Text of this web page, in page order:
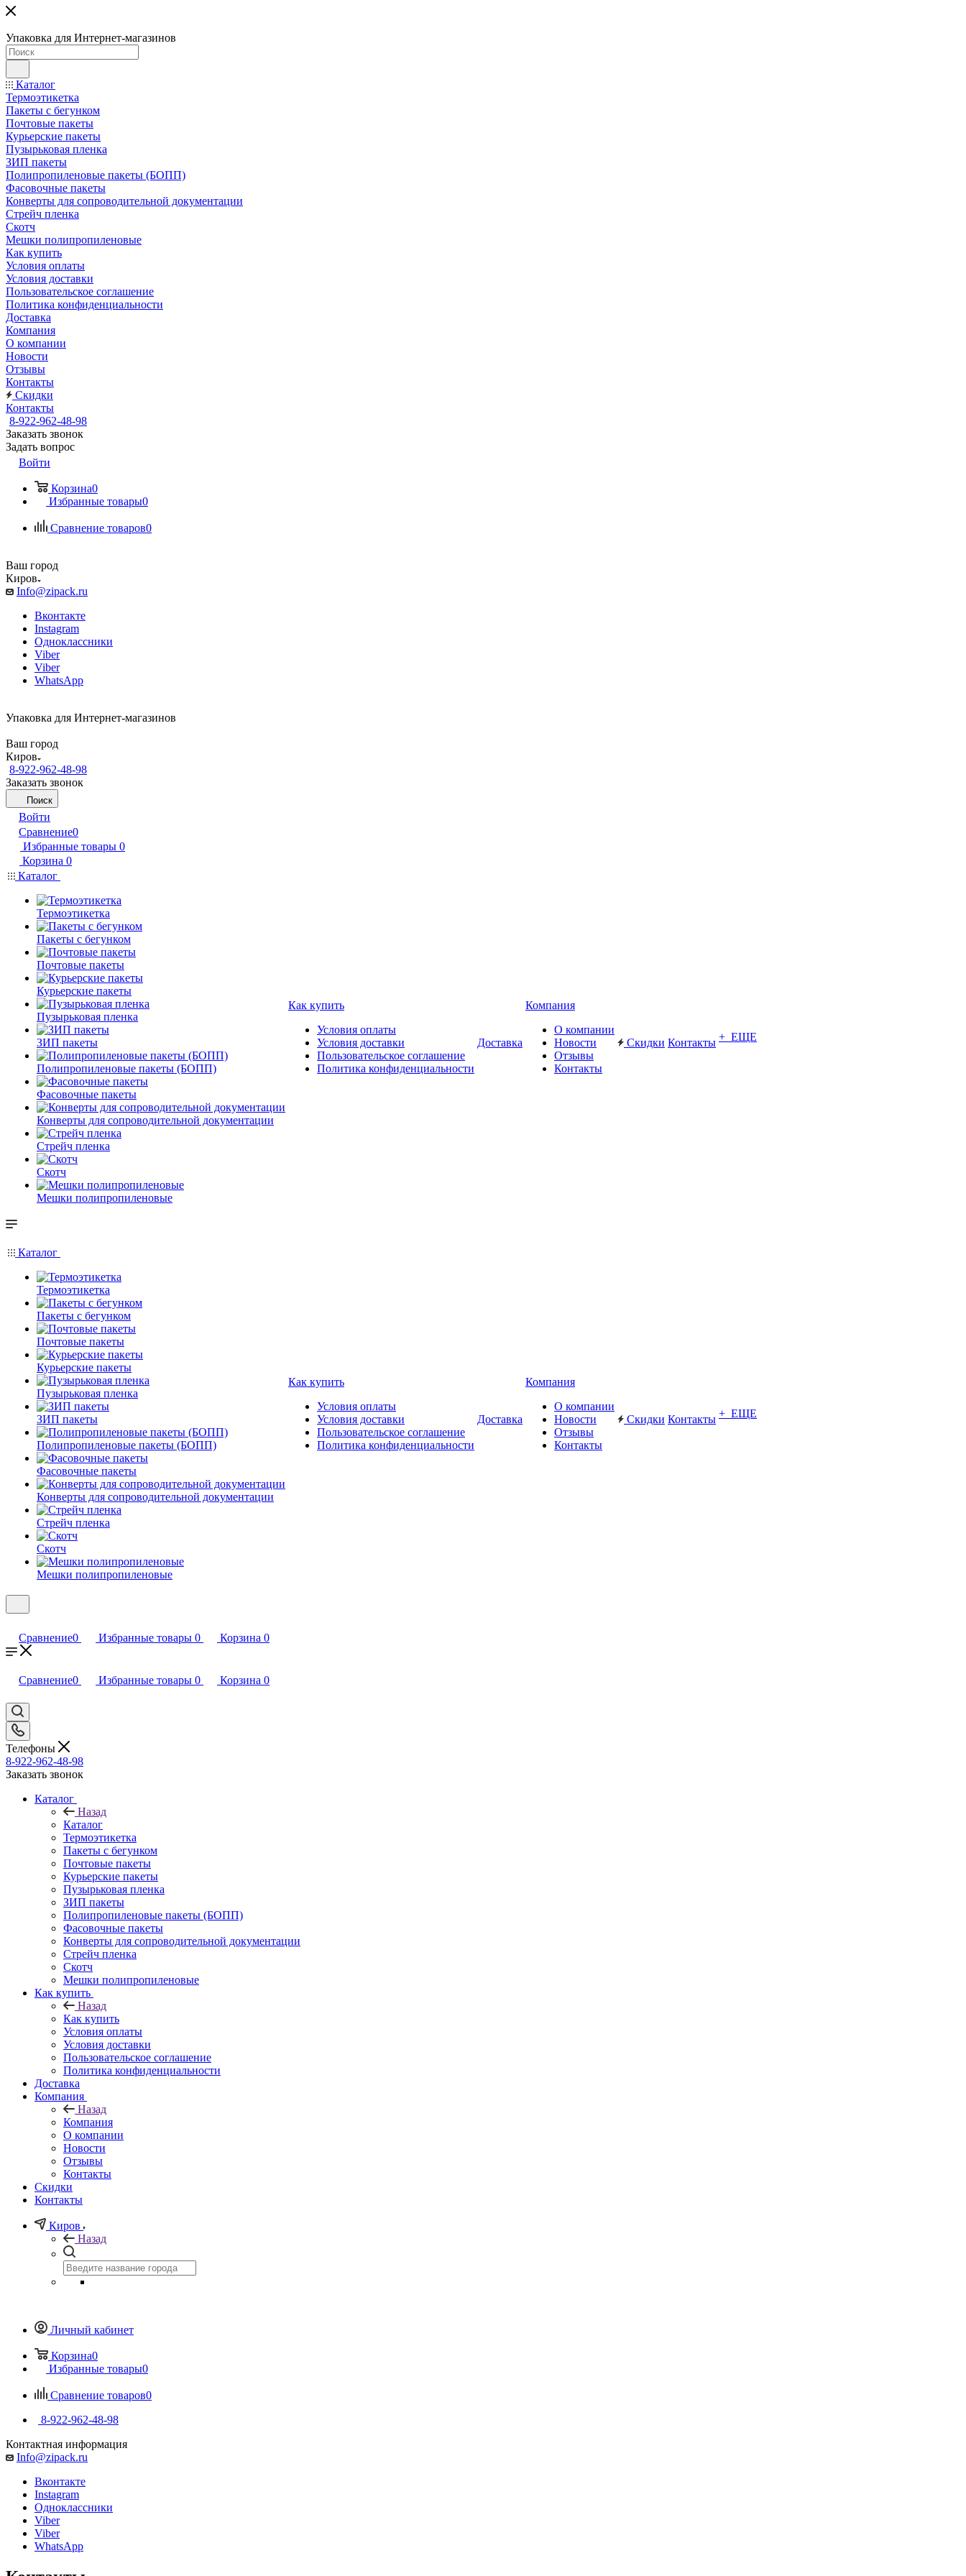
Упаковка для Интернет-магазинов
Каталог
Термоэтикетка
Пакеты с бегунком
Почтовые пакеты
Курьерские пакеты
Пузырьковая пленка
ЗИП пакеты
Полипропиленовые пакеты (БОПП)
Фасовочные пакеты
Конверты для сопроводительной документации
Стрейч пленка
Скотч
Мешки полипропиленовые
Как купить
Условия оплаты
Условия доставки
Пользовательское соглашение
Политика конфиденциальности
Доставка
Компания
О компании
Новости
Отзывы
Контакты
Скидки
Контакты
8-922-962-48-98
Заказать звонок
Задать вопрос
Войти
Корзина0
Избранные товары0
Сравнение товаров0
Ваш город
Киров
Info@zipack.ru
Вконтакте
Instagram
Одноклассники
Viber
Viber
WhatsApp
Упаковка для Интернет-магазинов
Ваш город
Киров
8-922-962-48-98
Заказать звонок
Поиск
Войти
Сравнение0
Избранные товары 0
Корзина 0
Каталог
Термоэтикетка
Пакеты с бегунком
Почтовые пакеты
Курьерские пакеты
Пузырьковая пленка
ЗИП пакеты
Полипропиленовые пакеты (БОПП)
Фасовочные пакеты
Конверты для сопроводительной документации
Стрейч пленка
Скотч
Мешки полипропиленовые
Как купить
Условия оплаты
Условия доставки
Пользовательское соглашение
Политика конфиденциальности
Доставка
Компания
О компании
Новости
Отзывы
Контакты
Скидки Контакты + ЕЩЕ
Каталог
Термоэтикетка
Пакеты с бегунком
Почтовые пакеты
Курьерские пакеты
Пузырьковая пленка
ЗИП пакеты
Полипропиленовые пакеты (БОПП)
Фасовочные пакеты
Конверты для сопроводительной документации
Стрейч пленка
Скотч
Мешки полипропиленовые
Как купить
Условия оплаты
Условия доставки
Пользовательское соглашение
Политика конфиденциальности
Доставка
Компания
О компании
Новости
Отзывы
Контакты
Скидки Контакты + ЕЩЕ
Сравнение0 Избранные товары 0 Корзина 0
Сравнение0 Избранные товары 0 Корзина 0
Телефоны
8-922-962-48-98
Заказать звонок
Каталог
Назад
Каталог
Термоэтикетка
Пакеты с бегунком
Почтовые пакеты
Курьерские пакеты
Пузырьковая пленка
ЗИП пакеты
Полипропиленовые пакеты (БОПП)
Фасовочные пакеты
Конверты для сопроводительной документации
Стрейч пленка
Скотч
Мешки полипропиленовые
Как купить
Назад
Как купить
Условия оплаты
Условия доставки
Пользовательское соглашение
Политика конфиденциальности
Доставка
Компания
Назад
Компания
О компании
Новости
Отзывы
Контакты
Скидки
Контакты
Киров
Назад
Личный кабинет
Корзина0
Избранные товары0
Сравнение товаров0
8-922-962-48-98
Контактная информация
Info@zipack.ru
Вконтакте
Instagram
Одноклассники
Viber
Viber
WhatsApp